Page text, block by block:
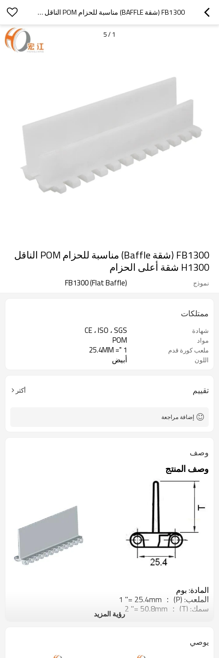
FB1300 (شقة BAFFLE) مناسبة للحزام POM الناقل H1300 شقة أعلى الحزام
1
/
5
FB1300 (شقة Baffle) مناسبة للحزام POM الناقل
H1300 شقة أعلى الحزام
نموذج FB1300 (Flat Baffle)
ممتلكات
شهادة CE ، ISO ، SGS
مواد POM
ملعب كورة قدم 1 "= 25.4MM
اللون أبيض
تقييم أكثر
إضافة مراجعة
وصف
وصف المنتج
المادة: بوم
الملعب: (P) ： 1 "= 25.4mm
سمك: (T) ： 2 "= 50.8mm
صورة المنتج
رؤية المزيد
يوصي